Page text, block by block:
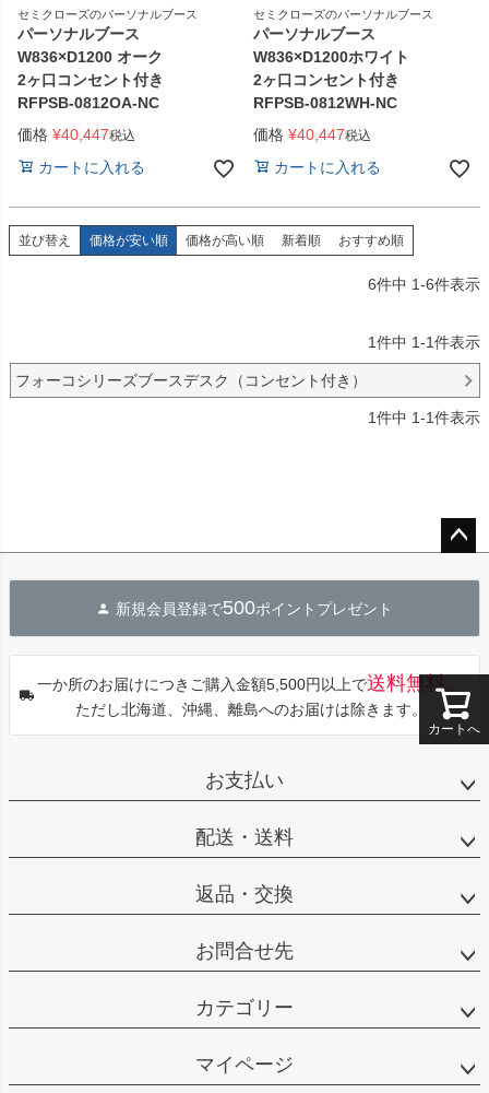
セミクローズのパーソナルブース
パーソナルブース
W836×D1200 オーク
2ヶ口コンセント付き
RFPSB-0812OA-NC
価格 ¥40,447税込
カートに入れる
セミクローズのパーソナルブース
パーソナルブース
W836×D1200ホワイト
2ヶ口コンセント付き
RFPSB-0812WH-NC
価格 ¥40,447税込
カートに入れる
並び替え 価格が安い順 価格が高い順 新着順 おすすめ順
6件中 1-6件表示
1件中 1-1件表示
フォーコシリーズブースデスク（コンセント付き）
1件中 1-1件表示
カートへ
へ
新規会員登録で500ポイントプレゼント
一か所のお届けにつきご購入金額5,500円以上で送料無料。
ただし北海道、沖縄、離島へのお届けは除きます。
お支払い
配送・送料
返品・交換
お問合せ先
カテゴリー
マイページ